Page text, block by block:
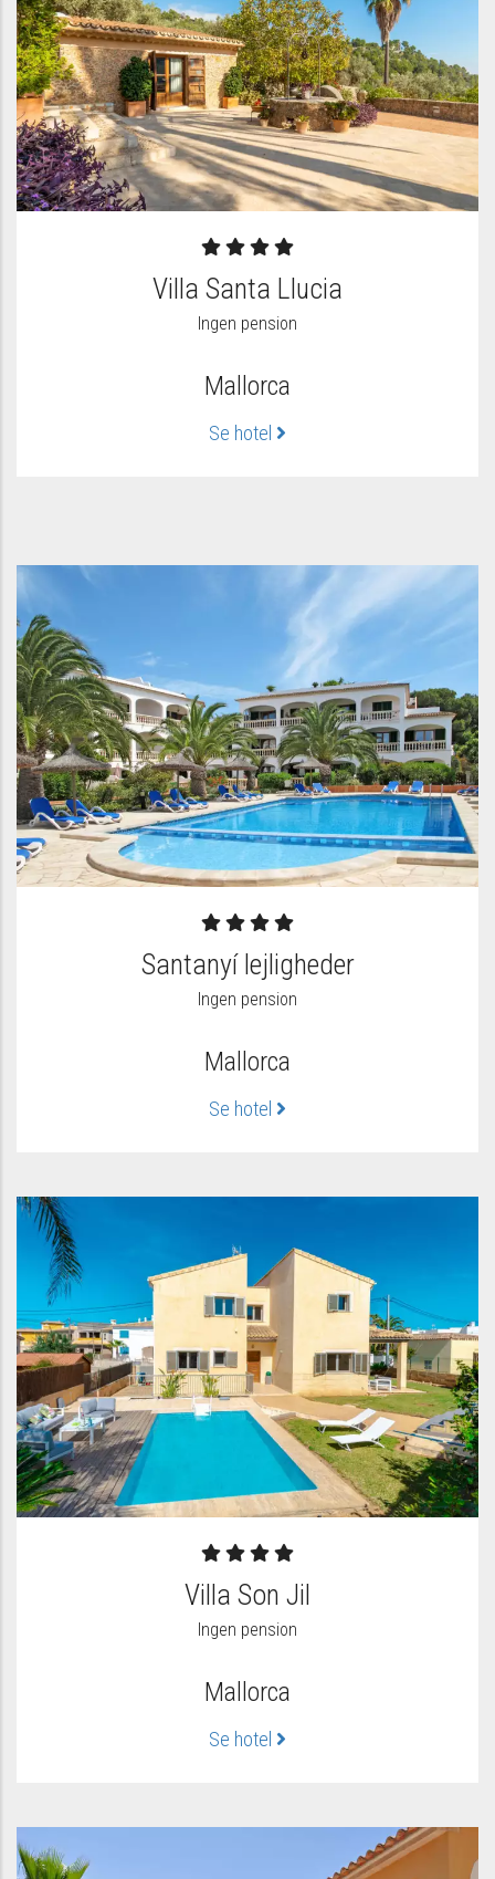
Villa Santa Llucia
Ingen pension
Mallorca
Se hotel
Santanyí lejligheder
Ingen pension
Mallorca
Se hotel
Villa Son Jil
Ingen pension
Mallorca
Se hotel